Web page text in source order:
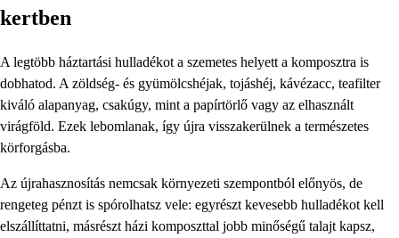
kertben
A legtöbb háztartási hulladékot a szemetes helyett a komposztra is
dobhatod. A zöldség- és gyümölcshéjak, tojáshéj, kávézacc, teafilter
kiváló alapanyag, csakúgy, mint a papírtörlő vagy az elhasznált
virágföld. Ezek lebomlanak, így újra visszakerülnek a természetes
körforgásba.
Az újrahasznosítás nemcsak környezeti szempontból előnyös, de
rengeteg pénzt is spórolhatsz vele: egyrészt kevesebb hulladékot kell
elszállíttatni, másrészt házi komposzttal jobb minőségű talajt kapsz,